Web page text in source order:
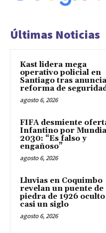
Últimas Noticias
Kast lidera mega
operativo policial en
Santiago tras
reforma de
agosto 6, 2026
FIFA desmiente
Infantino por
2030: “Es falso y
engañoso”
agosto 6, 2026
Lluvias en Coquimbo
revelan un puente de
piedra de 1926
casi un siglo
agosto 6, 2026